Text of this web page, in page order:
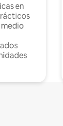
en